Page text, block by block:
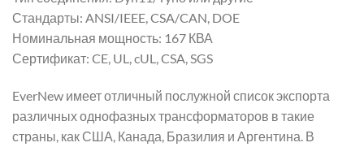
Стандарты: ANSI/IEEE, CSA/CAN, DOE
Номинальная мощность: 167 КВА
Сертификат: CE, UL, cUL, CSA, SGS
EverNew имеет отличный послужной список экспорта
различных однофазных трансформаторов в такие
страны, как США, Канада, Бразилия и Аргентина. В